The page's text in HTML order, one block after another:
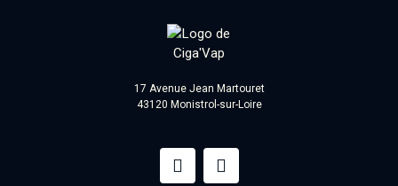
17 Avenue Jean Martouret
43120 Monistrol-sur-Loire